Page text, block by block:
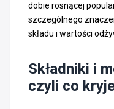
dobie rosnącej
szczególnego
składu i wartości
Składniki i
czyli co